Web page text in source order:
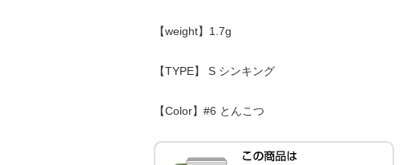
【weight】1.7g
【TYPE】 S シンキング
【Color】#6 とんこつ